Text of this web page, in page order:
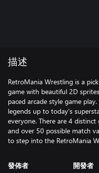
描述
RetroMania Wrestling is a
game with beautiful 2D
paced arcade style game
legends up to today's
everyone. There are 4
and over 50 possible match
to step into the RetroMania
發佈者 開發者